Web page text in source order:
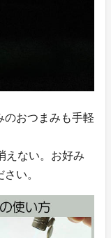
のおつまみも手軽
えない。お好み
い。